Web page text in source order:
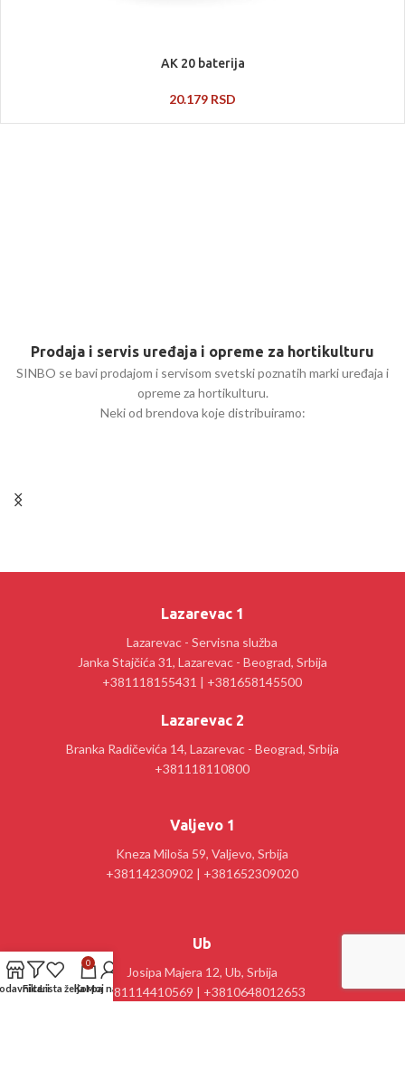
AK 20 baterija
20.179 RSD
Prodaja i servis uređaja i opreme za hortikulturu
SINBO se bavi prodajom i servisom svetski poznatih marki uređaja i
opreme za hortikulturu.
Neki od brendova koje distribuiramo:
Lazarevac 1
Lazarevac - Servisna služba
Janka Stajčića 31, Lazarevac - Beograd, Srbija
+381118155431 | +381658145500
Lazarevac 2
Branka Radičevića 14, Lazarevac - Beograd, Srbija
+381118110800
Valjevo 1
Kneza Miloša 59, Valjevo, Srbija
+38114230902 | +381652309020
Ub
Josipa Majera 12, Ub, Srbija
+381114410569 | +3810648012653
FilteriLista želja
0
Korpa
Moj nalog